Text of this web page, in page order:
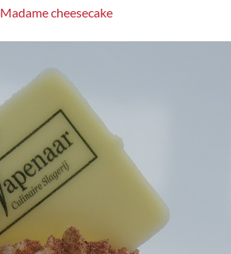
Madame cheesecake